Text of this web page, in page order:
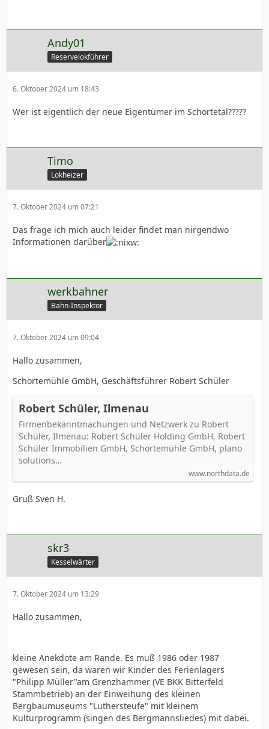
Andy01
Reservelokführer
6. Oktober 2024 um 18:43
Wer ist eigentlich der neue Eigentümer im Schortetal?????
Timo
Lokheizer
7. Oktober 2024 um 07:21
Das frage ich mich auch leider findet man nirgendwo
Informationen darüber
werkbahner
Bahn-Inspektor
7. Oktober 2024 um 09:04
Hallo zusammen,
Schortemühle GmbH, Geschäftsführer Robert Schüler
Robert Schüler, Ilmenau
Firmenbekanntmachungen und Netzwerk zu Robert
Schüler, Ilmenau: Robert Schüler Holding GmbH, Robert
Schüler Immobilien GmbH, Schortemühle GmbH, plano
solutions…
www.northdata.de
Gruß Sven H.
skr3
Kesselwärter
7. Oktober 2024 um 13:29
Hallo zusammen,
kleine Anekdote am Rande. Es muß 1986 oder 1987
gewesen sein, da waren wir Kinder des Ferienlagers
"Philipp Müller"am Grenzhammer (VE BKK Bitterfeld
Stammbetrieb) an der Einweihung des kleinen
Bergbaumuseums "Luthersteufe" mit kleinem
Kulturprogramm (singen des Bergmannsliedes) mit dabei.